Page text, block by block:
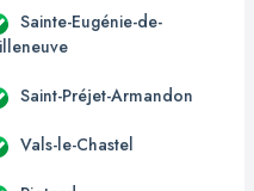
Sainte-Eugénie-de-
Saint-Préjet-Armandon
Vals-le-Chastel